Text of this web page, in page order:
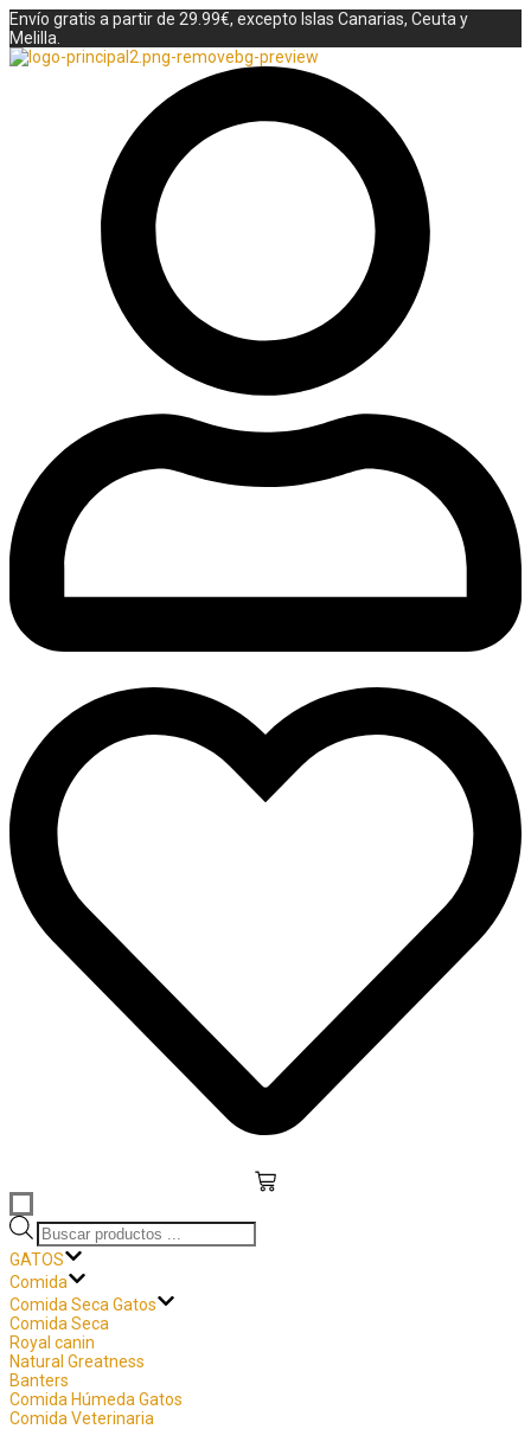
Envío gratis a partir de 29.99€, excepto Islas Canarias, Ceuta y
Melilla.
Búsqueda
de
productos
GATOS
Comida
Comida Seca Gatos
Comida Seca
Royal canin
Natural Greatness
Banters
Comida Húmeda Gatos
Comida Veterinaria